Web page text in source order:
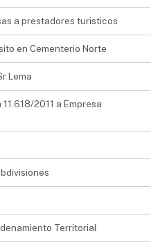
a prestadores turisticos
en Cementerio Norte
Lema
2011 a Empresa
Territorial